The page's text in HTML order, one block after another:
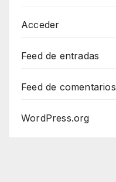
Acceder
Feed de entradas
Feed de comentarios
WordPress.org